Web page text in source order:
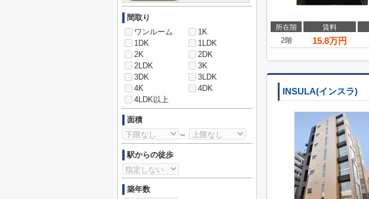
所在階 賃料
2階
15.8万円
INSULA(インスラ)
間取り
ワンルーム
1K
1DK
1LDK
2K
2DK
2LDK
3K
3DK
3LDK
4K
4DK
4LDK以上
面積
～
駅からの徒歩
築年数